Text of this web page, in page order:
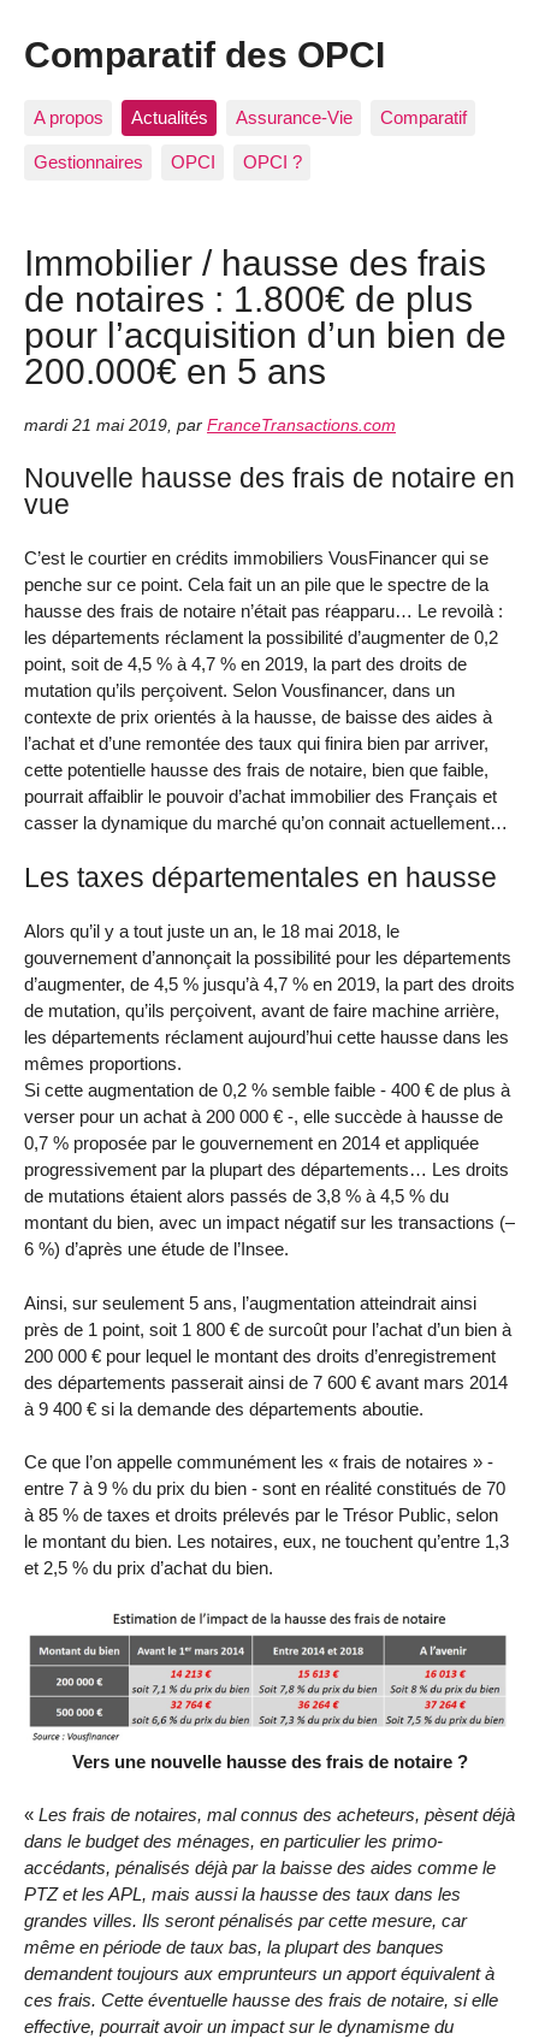
Comparatif des OPCI
A propos Actualités Assurance-Vie Comparatif
Gestionnaires OPCI OPCI ?
Immobilier / hausse des frais
de notaires : 1.800€ de plus
pour l’acquisition d’un bien de
200.000€ en 5 ans
mardi 21 mai 2019 par FranceTransactions.com
Nouvelle hausse des frais de notaire en
vue
C’est le courtier en crédits immobiliers VousFinancer qui se
penche sur ce point. Cela fait un an pile que le spectre de la
hausse des frais de notaire n’était pas réapparu… Le revoilà :
les départements réclament la possibilité d’augmenter de 0,2
point, soit de 4,5 % à 4,7 % en 2019, la part des droits de
mutation qu’ils perçoivent. Selon Vousfinancer, dans un
contexte de prix orientés à la hausse, de baisse des aides à
l’achat et d’une remontée des taux qui finira bien par arriver,
cette potentielle hausse des frais de notaire, bien que faible,
pourrait affaiblir le pouvoir d’achat immobilier des Français et
casser la dynamique du marché qu’on connait actuellement…
Les taxes départementales en hausse
Alors qu’il y a tout juste un an, le 18 mai 2018, le
gouvernement d’annonçait la possibilité pour les départements
d’augmenter, de 4,5 % jusqu’à 4,7 % en 2019, la part des droits
de mutation, qu’ils perçoivent, avant de faire machine arrière,
les départements réclament aujourd’hui cette hausse dans les
mêmes proportions.
Si cette augmentation de 0,2 % semble faible - 400 € de plus à
verser pour un achat à 200 000 € -, elle succède à hausse de
0,7 % proposée par le gouvernement en 2014 et appliquée
progressivement par la plupart des départements… Les droits
de mutations étaient alors passés de 3,8 % à 4,5 % du
montant du bien, avec un impact négatif sur les transactions (–
6 %) d’après une étude de l’Insee.
Ainsi, sur seulement 5 ans, l’augmentation atteindrait ainsi
près de 1 point, soit 1 800 € de surcoût pour l’achat d’un bien à
200 000 € pour lequel le montant des droits d’enregistrement
des départements passerait ainsi de 7 600 € avant mars 2014
à 9 400 € si la demande des départements aboutie.
Ce que l’on appelle communément les « frais de notaires » -
entre 7 à 9 % du prix du bien - sont en réalité constitués de 70
à 85 % de taxes et droits prélevés par le Trésor Public, selon
le montant du bien. Les notaires, eux, ne touchent qu’entre 1,3
et 2,5 % du prix d’achat du bien.
Vers une nouvelle hausse des frais de notaire ?
« Les frais de notaires, mal connus des acheteurs, pèsent déjà
dans le budget des ménages, en particulier les primo-
accédants, pénalisés déjà par la baisse des aides comme le
PTZ et les APL, mais aussi la hausse des taux dans les
grandes villes. Ils seront pénalisés par cette mesure, car
même en période de taux bas, la plupart des banques
demandent toujours aux emprunteurs un apport équivalent à
ces frais. Cette éventuelle hausse des frais de notaire, si elle
effective, pourrait avoir un impact sur le dynamisme du